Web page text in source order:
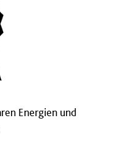
Energien und